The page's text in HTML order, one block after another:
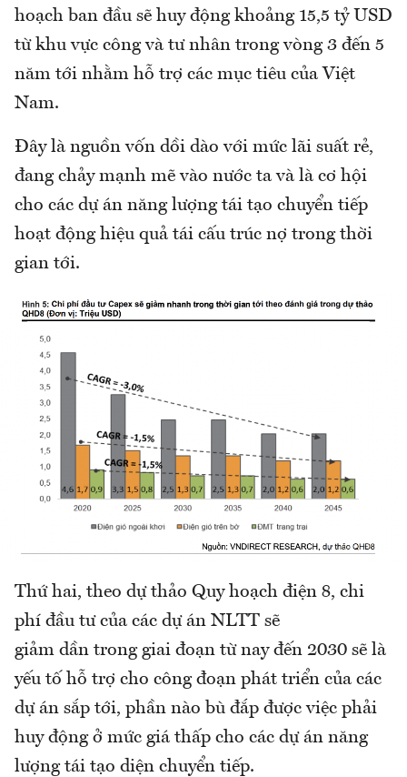
hoạch ban đầu sẽ huy động khoảng 15,5 tỷ USD
từ khu vực công và tư nhân trong vòng 3 đến 5
năm tới nhằm hỗ trợ các mục tiêu của Việt
Nam.
Đây là nguồn vốn dồi dào với mức lãi suất rẻ,
đang chảy mạnh mẽ vào nước ta và là cơ hội
cho các dự án năng lượng tái tạo chuyển tiếp
hoạt động hiệu quả tái cấu trúc nợ trong thời
gian tới.
Thứ hai, theo dự thảo Quy hoạch điện 8, chi
phí đầu tư của các dự án NLTT sẽ
giảm dần trong giai đoạn từ nay đến 2030 sẽ là
yếu tố hỗ trợ cho công đoạn phát triển của các
dự án sắp tới, phần nào bù đắp được việc phải
huy động ở mức giá thấp cho các dự án năng
lượng tái tạo diện chuyển tiếp.